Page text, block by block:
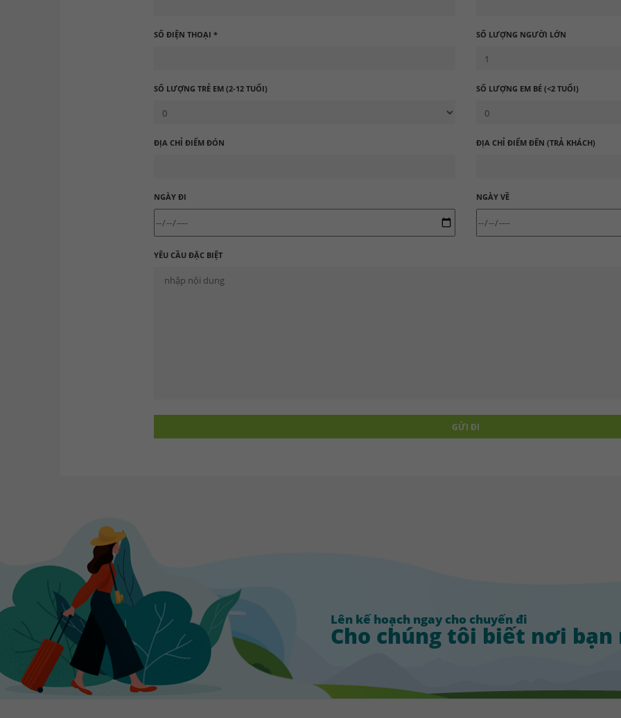
SỐ ĐIỆN THOẠI * SỐ LƯỢNG NGƯỜI LỚN
SỐ LƯỢNG TRẺ EM (2-12 TUỔI) SỐ LƯỢNG EM BÉ (<2 TUỔI)
ĐỊA CHỈ ĐIỂM ĐÓN ĐỊA CHỈ ĐIỂM ĐẾN (TRẢ KHÁCH)
NGÀY ĐI NGÀY VỀ
YÊU CẦU ĐẶC BIỆT
Lên kế hoạch ngay cho chuyến đi
Cho chúng tôi biết nơi